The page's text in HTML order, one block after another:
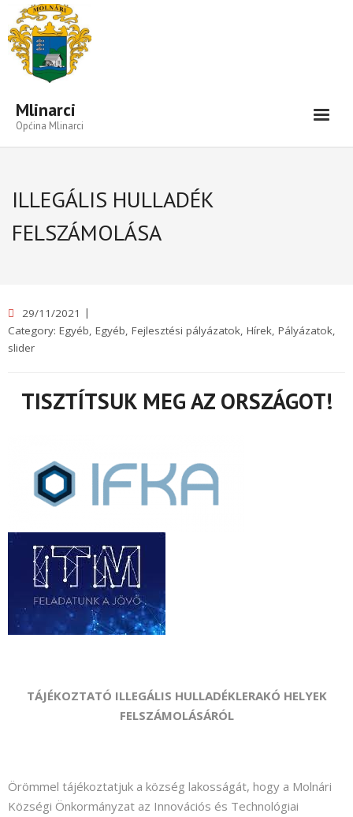
Mlinarci
Općina Mlinarci
Naselje
#3129 (cím nélkül)
#3145 (cím nélkül)
ILLEGÁLIS HULLADÉK
FELSZÁMOLÁSA
29/11/2021
Category: Egyéb, Egyéb, Fejlesztési pályázatok, Hírek, Pályázatok,
slider
TISZTÍTSUK MEG AZ ORSZÁGOT!
TÁJÉKOZTATÓ ILLEGÁLIS HULLADÉKLERAKÓ HELYEK
FELSZÁMOLÁSÁRÓL
Örömmel tájékoztatjuk a község lakosságát, hogy a Molnári
Községi Önkormányzat az Innovációs és Technológiai